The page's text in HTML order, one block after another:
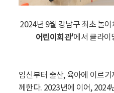
2024년 9월 강남구 최초 놀
어린이회관'에서 클라이
임신부터 출산, 육아에 이르
께한다. 2023년에 이어,